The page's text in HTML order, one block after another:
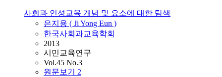
사회과 인성교육 개념 및 요소에 대한 탐색
은지용 ( Ji Yong Eun )
한국사회과교육학회
2013
시민교육연구
Vol.45 No.3
원문보기 2